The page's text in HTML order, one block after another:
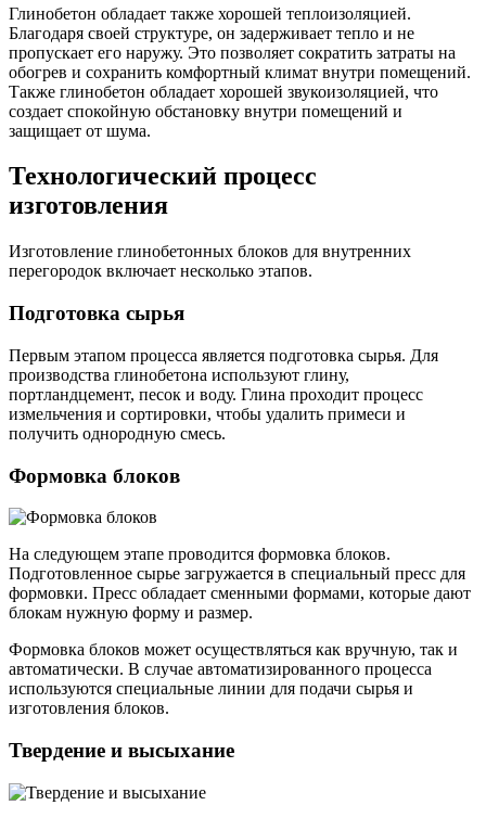
Глинобетон обладает также хорошей теплоизоляцией.
Благодаря своей структуре, он задерживает тепло и не
пропускает его наружу. Это позволяет сократить затраты на
обогрев и сохранить комфортный климат внутри помещений.
Также глинобетон обладает хорошей звукоизоляцией, что
создает спокойную обстановку внутри помещений и
защищает от шума.
Технологический процесс
изготовления
Изготовление глинобетонных блоков для внутренних
перегородок включает несколько этапов.
Подготовка сырья
Первым этапом процесса является подготовка сырья. Для
производства глинобетона используют глину,
портландцемент, песок и воду. Глина проходит процесс
измельчения и сортировки, чтобы удалить примеси и
получить однородную смесь.
Формовка блоков
На следующем этапе проводится формовка блоков.
Подготовленное сырье загружается в специальный пресс для
формовки. Пресс обладает сменными формами, которые дают
блокам нужную форму и размер.
Формовка блоков может осуществляться как вручную, так и
автоматически. В случае автоматизированного процесса
используются специальные линии для подачи сырья и
изготовления блоков.
Твердение и высыхание